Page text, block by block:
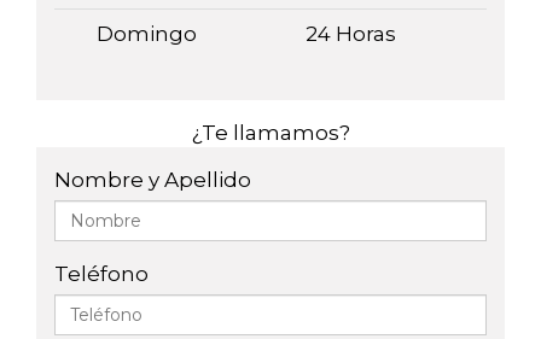
Domingo 24 Horas
¿Te llamamos?
Nombre y Apellido
Teléfono